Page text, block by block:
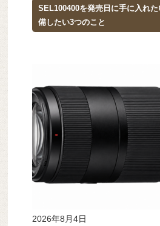
SEL100400を発売日に手に入れ
備したい3つのこと
2026年8月4日